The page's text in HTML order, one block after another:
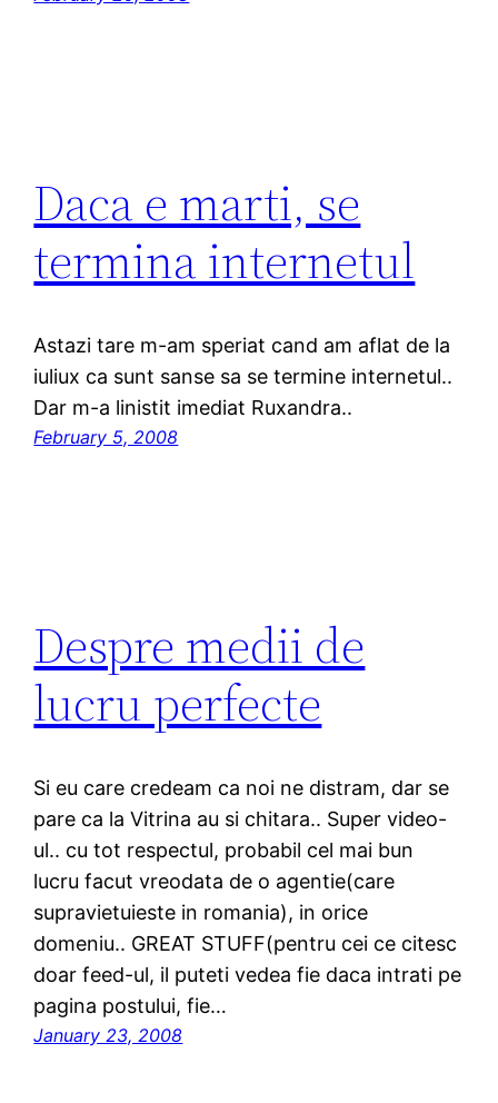
Daca e marti, se
termina internetul
Astazi tare m-am speriat cand am aflat de la
iuliux ca sunt sanse sa se termine internetul..
Dar m-a linistit imediat Ruxandra..
February 5, 2008
Despre medii de
lucru perfecte
Si eu care credeam ca noi ne distram, dar se
pare ca la Vitrina au si chitara.. Super video-
ul.. cu tot respectul, probabil cel mai bun
lucru facut vreodata de o agentie(care
supravietuieste in romania), in orice
domeniu.. GREAT STUFF(pentru cei ce citesc
doar feed-ul, il puteti vedea fie daca intrati pe
pagina postului, fie…
January 23, 2008